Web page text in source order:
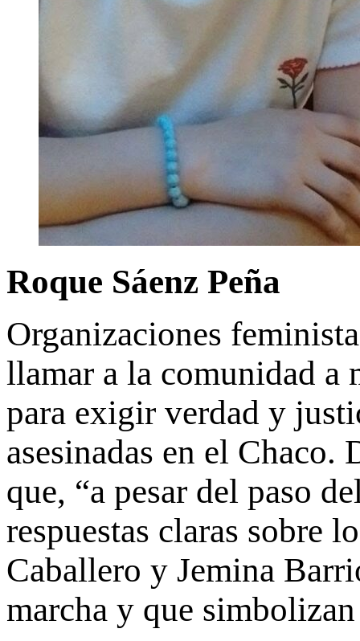
Roque Sáenz Peña
Organizaciones
llamar a la comunidad a
para exigir verdad y
asesinadas en el Chaco.
que, “a pesar del paso
respuestas claras sobre
Caballero y Jemina
marcha y que